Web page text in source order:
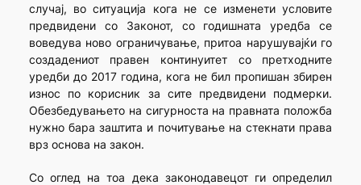
случај, во ситуација кога не се изменети условите
предвидени со Законот, со годишната уредба се
воведува ново ограничување, притоа нарушувајќи го
создадениот правен континуитет со претходните
уредби до 2017 година, кога не бил пропишан збирен
износ по корисник за сите предвидени подмерки.
Обезбедувањето на сигурноста на правната положба
нужно бара заштита и почитување на стекнати права
врз основа на закон.
Со оглед на тоа дека законодавецот ги определил